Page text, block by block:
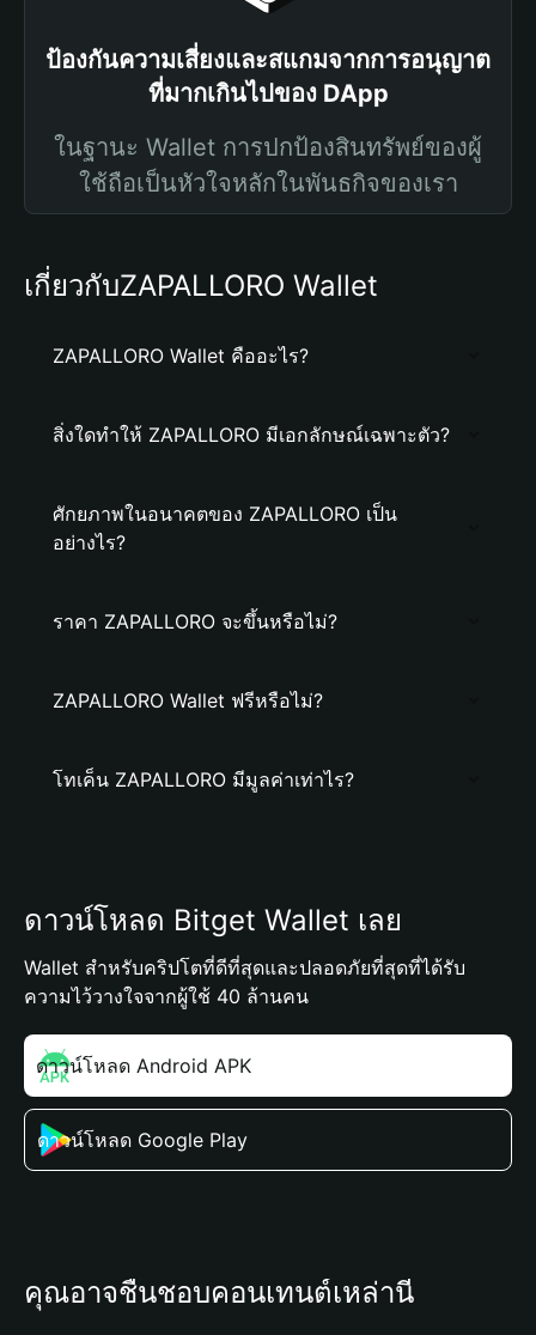
ป้องกันความเสี่ยงและสแกมจากการอนุญาต
ที่มากเกินไปของ DApp
ในฐานะ Wallet การปกป้องสินทรัพย์ของผู้
ใช้ถือเป็นหัวใจหลักในพันธกิจของเรา
เกี่ยวกับZAPALLORO Wallet
ZAPALLORO Wallet คืออะไร?
สิ่งใดทำให้ ZAPALLORO มีเอกลักษณ์เฉพาะตัว?
ศักยภาพในอนาคตของ ZAPALLORO เป็น
อย่างไร?
ราคา ZAPALLORO จะขึ้นหรือไม่?
ZAPALLORO Wallet ฟรีหรือไม่?
โทเค็น ZAPALLORO มีมูลค่าเท่าไร?
ดาวน์โหลด Bitget Wallet เลย
Wallet สำหรับคริปโตที่ดีที่สุดและปลอดภัยที่สุดที่ได้รับ
ความไว้วางใจจากผู้ใช้ 40 ล้านคน
ดาวน์โหลด Android APK
ดาวน์โหลด Google Play
คุณอาจชื่นชอบคอนเทนต์เหล่านี้